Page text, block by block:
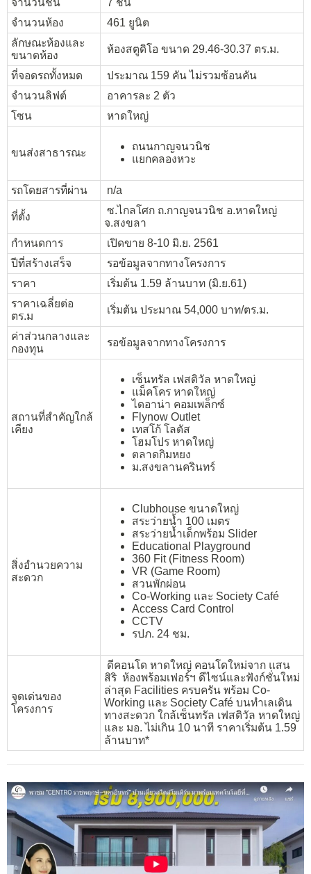
จำนวนห้อง
461 ยูนิต
ลักษณะห้องและ
ขนาดห้อง
ห้องสตูดิโอ ขนาด 29.46-30.37 ตร.ม.
ที่จอดรถทั้งหมด
ประมาณ 159 คัน ไม่รวมซ้อนคัน
จำนวนลิฟต์
อาคารละ 2 ตัว
โซน
หาดใหญ่
ขนส่งสาธารณะ
ถนนกาญจนวนิช
แยกคลองหวะ
รถโดยสารที่ผ่าน n/a
ที่ตั้ง
ซ.ไกลโศก ถ.กาญจนวนิช อ.หาดใหญ่
จ.สงขลา
กำหนดการ
เปิดขาย 8-10 มิ.ย. 2561
ปีที่สร้างเสร็จ
รอข้อมูลจากทางโครงการ
ราคา
เริ่มต้น 1.59 ล้านบาท (มิ.ย.61)
ราคาเฉลี่ยต่อ
ตร.ม
เริ่มต้น ประมาณ 54,000 บาท/ตร.ม.
ค่าส่วนกลางและ
กองทุน
รอข้อมูลจากทางโครงการ
สถานที่สำคัญใกล้
เคียง
เซ็นทรัล เฟสติวัล หาดใหญ่
แม็คโคร หาดใหญ่
ไดอาน่า คอมเพล็กซ์
Flynow Outlet
เทสโก้ โลตัส
โฮมโปร หาดใหญ่
ตลาดกิมหยง
ม.สงขลานครินทร์
สิ่งอำนวยความ
สะดวก
Clubhouse ขนาดใหญ่
สระว่ายน้ำ 100 เมตร
สระว่ายน้ำเด็กพร้อม Slider
Educational Playground
360 Fit (Fitness Room)
VR (Game Room)
สวนพักผ่อน
Co-Working และ Society Café
Access Card Control
CCTV
รปภ. 24 ชม.
จุดเด่นของ
โครงการ
ดีคอนโด หาดใหญ่ คอนโดใหม่จาก แสน
สิริ ห้องพร้อมเฟอร์ฯ ดีไซน์และฟังก์ชั่นใหม่
ล่าสุด Facilities ครบครัน พร้อม Co-
Working และ Society Café บนทำเลเดิน
ทางสะดวก ใกล้เซ็นทรัล เฟสติวัล หาดใหญ่
และ มอ. ไม่เกิน 10 นาที ราคาเริ่มต้น 1.59
ล้านบาท*